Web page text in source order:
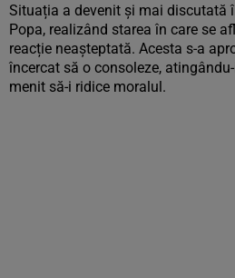
Situația a devenit și mai discutată
Popa, realizând starea în care se
reacție neașteptată. Acesta s-a
încercat să o consoleze,
menit să-i ridice moralul.